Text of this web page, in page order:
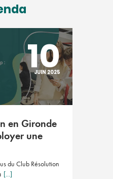
10
JUIN 2025
en Gironde
une
du Club Résolution
[...]